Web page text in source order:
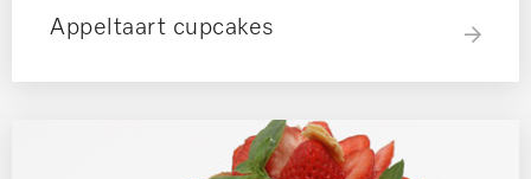
Appeltaart cupcakes